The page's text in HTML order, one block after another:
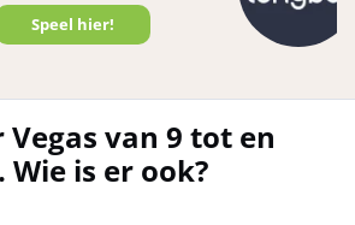
Speel hier!
van 9 tot en
is er ook?